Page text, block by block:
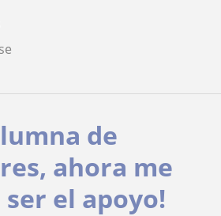
de
ahora me
el apoyo!